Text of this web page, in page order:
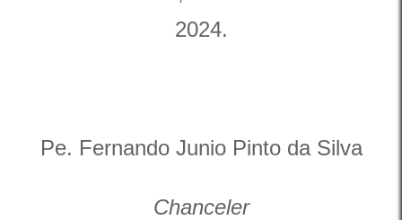
2024.
Pe. Fernando Junio Pinto da Silva
Chanceler